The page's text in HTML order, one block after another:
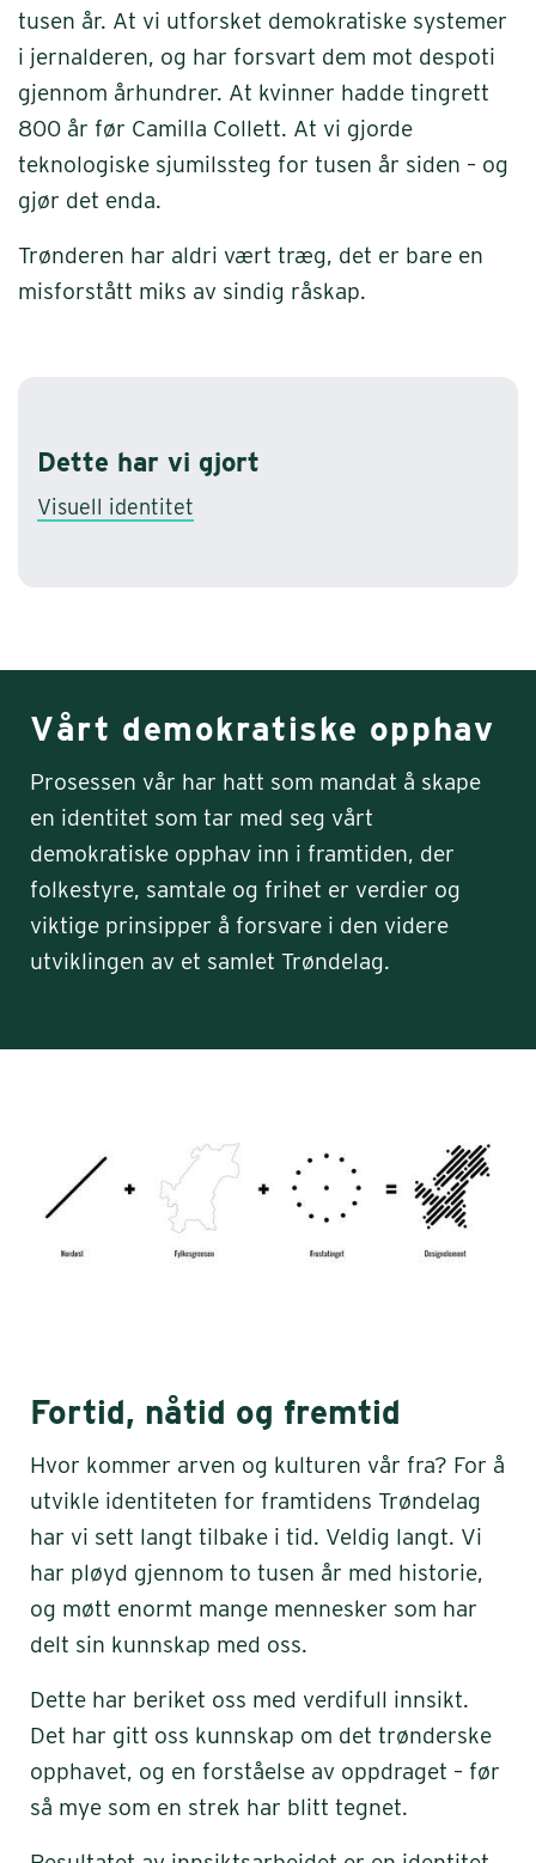
tusen år. At vi utforsket demokratiske systemer
i jernalderen, og har forsvart dem mot despoti
gjennom århundrer. At kvinner hadde tingrett
800 år før Camilla Collett. At vi gjorde
teknologiske sjumilssteg for tusen år siden – og
gjør det enda.
Trønderen har aldri vært træg, det er bare en
misforstått miks av sindig råskap.
Dette har vi gjort
Visuell identitet
Vårt demokratiske opphav
Prosessen vår har hatt som mandat å skape
en identitet som tar med seg vårt
demokratiske opphav inn i framtiden, der
folkestyre, samtale og frihet er verdier og
viktige prinsipper å forsvare i den videre
utviklingen av et samlet Trøndelag.
Fortid, nåtid og fremtid
Hvor kommer arven og kulturen vår fra? For å
utvikle identiteten for framtidens Trøndelag
har vi sett langt tilbake i tid. Veldig langt. Vi
har pløyd gjennom to tusen år med historie,
og møtt enormt mange mennesker som har
delt sin kunnskap med oss.
Dette har beriket oss med verdifull innsikt.
Det har gitt oss kunnskap om det trønderske
opphavet, og en forståelse av oppdraget – før
så mye som en strek har blitt tegnet.